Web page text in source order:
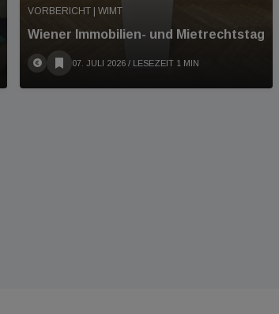
VORBERICHT | WIMT
Wiener Immobilien- und Mietrechtstag
07. JULI 2026 / LESEZEIT 1 MIN